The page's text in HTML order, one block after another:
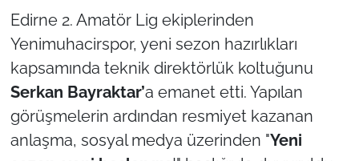
Edirne 2. Amatör Lig ekiplerinden
Yenimuhacirspor, yeni sezon hazırlıkları
kapsamında teknik direktörlük koltuğunu
Serkan Bayraktar’a emanet etti. Yapılan
görüşmelerin ardından resmiyet kazanan
anlaşma, sosyal medya üzerinden "Yeni
TEKİRDAĞ
KIRKLARELİ
ÇANAKKALE
TÜRKİYE